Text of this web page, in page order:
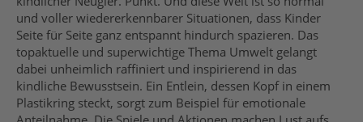
und voller wiedererkennbarer Situationen, dass Kinder
Seite für Seite ganz entspannt hindurch spazieren. Das
topaktuelle und superwichtige Thema Umwelt gelangt
dabei unheimlich raffiniert und inspirierend in das
kindliche Bewusstsein. Ein Entlein, dessen Kopf in einem
Plastikring steckt, sorgt zum Beispiel für emotionale